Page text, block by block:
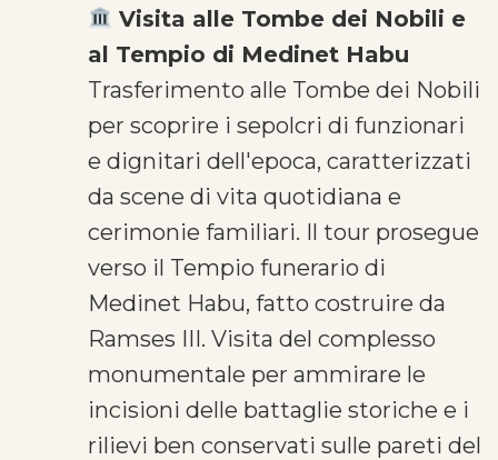
Visita alle Tombe dei Nobili e
al Tempio di Medinet Habu
Trasferimento alle Tombe dei Nobili
per scoprire i sepolcri di funzionari
e dignitari dell'epoca, caratterizzati
da scene di vita quotidiana e
cerimonie familiari. Il tour prosegue
verso il Tempio funerario di
Medinet Habu, fatto costruire da
Ramses III. Visita del complesso
monumentale per ammirare le
incisioni delle battaglie storiche e i
rilievi ben conservati sulle pareti del